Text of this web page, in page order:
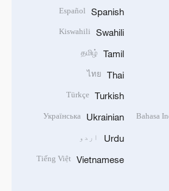
Bahasa
Spanish
Español
Swahili
Kiswahili
Tamil
தமிழ்
Thai
ไทย
Turkish
Türkçe
Ukrainian
Українська
Urdu اردو
Vietnamese
Tiếng Việt